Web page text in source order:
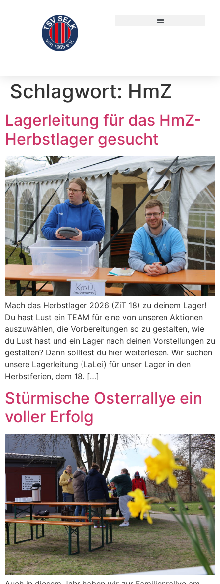
Schlagwort: HmZ
Lagerleitung für das HmZ-
Herbstlager gesucht
Mach das Herbstlager 2026 (ZiT 18) zu deinem Lager!
Du hast Lust ein TEAM für eine von unseren Aktionen
auszuwählen, die Vorbereitungen so zu gestalten, wie
du Lust hast und ein Lager nach deinen Vorstellungen zu
gestalten? Dann solltest du hier weiterlesen. Wir suchen
unsere Lagerleitung (LaLei) für unser Lager in den
Herbstferien, dem 18. […]
Stürmische Osterrallye ein
voller Erfolg